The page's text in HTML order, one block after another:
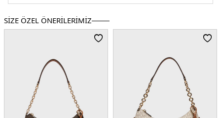
SİZE ÖZEL ÖNERİLERİMİZ